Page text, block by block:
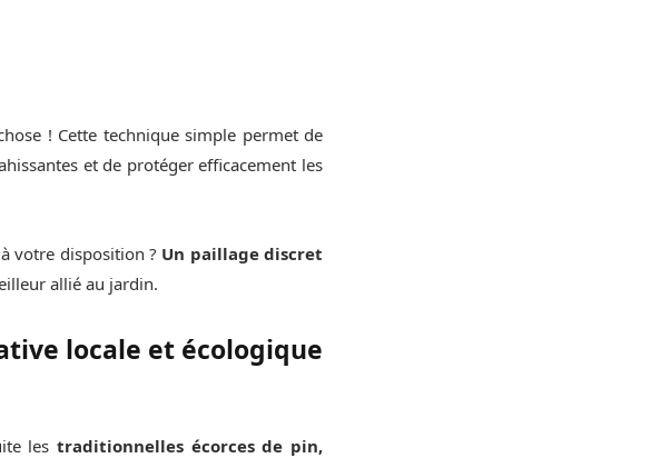
! Cette technique simple permet de
et de protéger efficacement les
votre disposition ? Un paillage discret
allié au jardin.
locale et écologique
les traditionnelles écorces de pin,